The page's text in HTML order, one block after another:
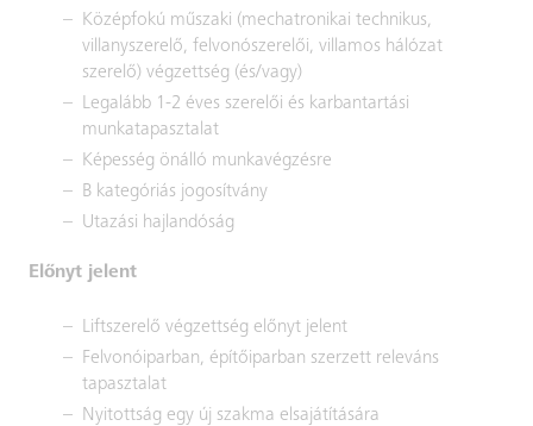
Középfokú műszaki (mechatronikai technikus,
villanyszerelő, felvonószerelői, villamos hálózat
szerelő) végzettség (és/vagy)
Legalább 1-2 éves szerelői és karbantartási
munkatapasztalat
Képesség önálló munkavégzésre
B kategóriás jogosítvány
Utazási hajlandóság
Előnyt jelent
Liftszerelő végzettség előnyt jelent
Felvonóiparban, építőiparban szerzett releváns
tapasztalat
Nyitottság egy új szakma elsajátítására